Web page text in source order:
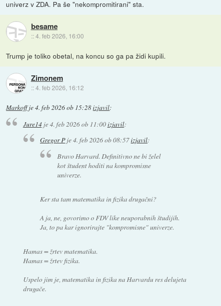
univerz v ZDA. Pa še "nekompromitirani" sta.
besame
::4. feb 2026, 16:00
Trump je toliko obetal, na koncu so ga pa židi kupili.
Zimonem
::4. feb 2026, 16:12
Markoffje4. feb 2026 ob 15:28izjavil:
Jure14je4. feb 2026 ob 11:00izjavil:
Gregor Pje4. feb 2026 ob 08:57izjavil:
Bravo Harvard. Definitivno ne bi želel
kot študent hoditi na kompromisne
univerze.
Ker sta tam matematika in fizika drugačni?
A ja, ne, govorimo o FDV like neuporabnih študijih.
Ja, to pa kar ignorirajte "kompromisne" univerze.
Hamas = žrtev matematika.
Hamas = žrtev fizika.
Uspelo jim je, matematika in fizika na Harvardu res delujeta
drugače.